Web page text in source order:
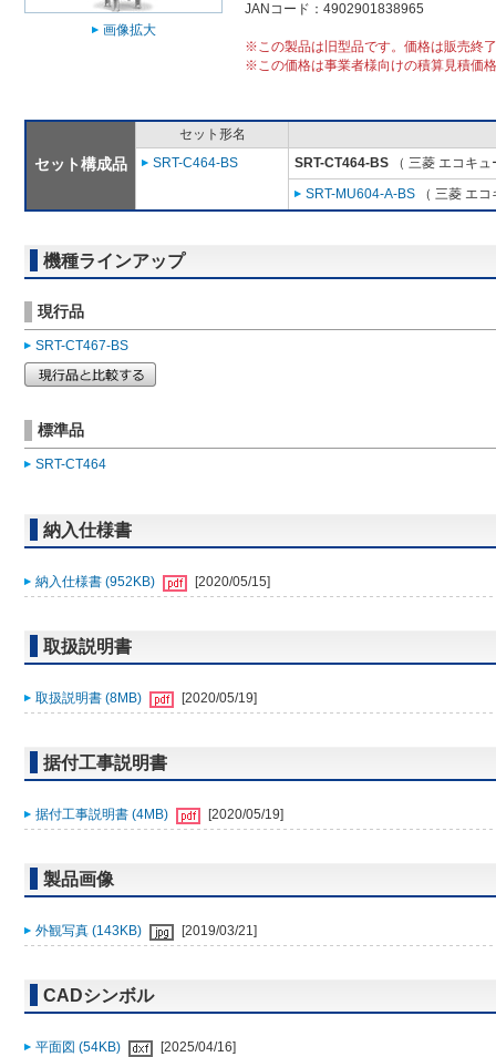
画像拡大
JANコード：4902901838965
※この製品は旧型品です。価格は販売終
※この価格は事業者様向けの積算見積価
セット構成品
セット形名
SRT-C464-BS
SRT-CT464-BS （ 三菱 エコキ
SRT-MU604-A-BS （ 三菱 エ
機種ラインアップ
現行品
SRT-CT467-BS
標準品
SRT-CT464
納入仕様書
納入仕様書 (952KB) [2020/05/15]
取扱説明書
取扱説明書 (8MB) [2020/05/19]
据付工事説明書
据付工事説明書 (4MB) [2020/05/19]
製品画像
外観写真 (143KB) [2019/03/21]
CADシンボル
平面図 (54KB)
[2025/04/16]